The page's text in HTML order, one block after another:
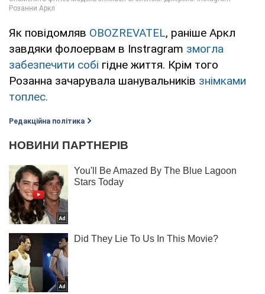
Як повідомляв OBOZREVATEL, раніше Аркл
завдяки фолоервам в Instragram змогла
забезпечити собі гідне життя. Крім того
Розанна зачарувала шанувальників знімками
топлес.
Редакційна політика